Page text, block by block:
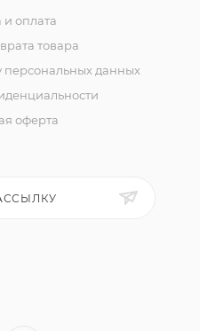
и оплата
товара
персональных данных
оферта